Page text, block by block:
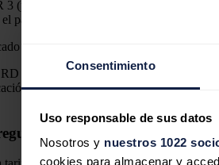
Consentimiento
Uso responsable de sus datos
Nosotros y nuestros 1022
cookies para almacenar y
(pymes) la revisión a partir de este
pasado viernes en el Boletín Oficial del
el vigente límite del 15% al
Ley 17/2021, se ha atenuado
de la media de un ahorro de 29,14
del gas